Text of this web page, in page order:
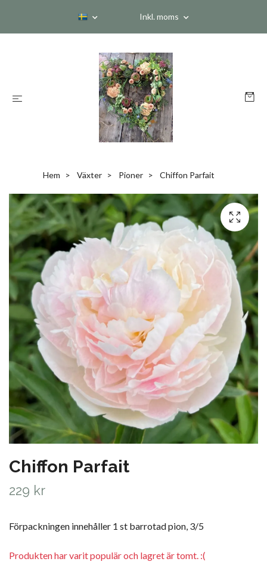
Inkl. moms
Hem Växter Pioner Chiffon Parfait
Chiffon Parfait
229 kr
Förpackningen innehåller 1 st barrotad pion, 3/5
Produkten har varit populär och lagret är tomt. :(